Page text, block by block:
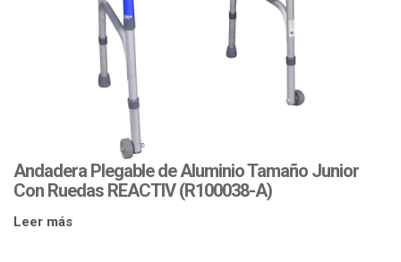
Andadera Plegable de Aluminio Tamaño Junior
Con Ruedas REACTIV (R100038-A)
Leer más